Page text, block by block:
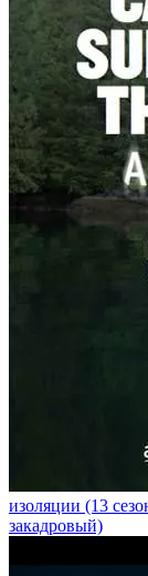
изоляции (13
закадровый)